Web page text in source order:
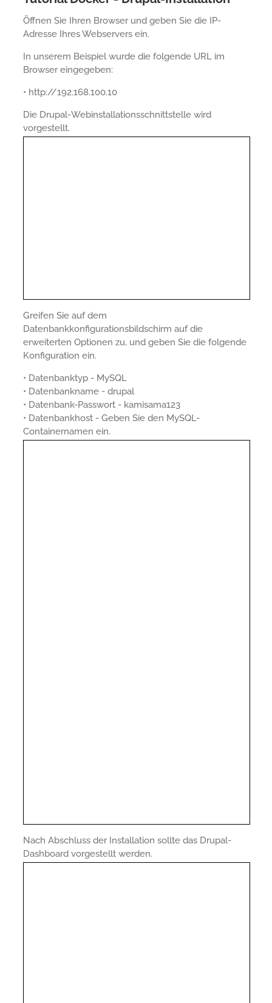
Öffnen Sie Ihren Browser und geben Sie die IP-
Adresse Ihres Webservers ein.
In unserem Beispiel wurde die folgende URL im
Browser eingegeben:
• http://192.168.100.10
Die Drupal-Webinstallationsschnittstelle wird
vorgestellt.
Greifen Sie auf dem
Datenbankkonfigurationsbildschirm auf die
erweiterten Optionen zu, und geben Sie die folgende
Konfiguration ein.
• Datenbanktyp - MySQL
• Datenbankname - drupal
• Datenbank-Passwort - kamisama123
• Datenbankhost - Geben Sie den MySQL-
Containernamen ein.
Nach Abschluss der Installation sollte das Drupal-
Dashboard vorgestellt werden.